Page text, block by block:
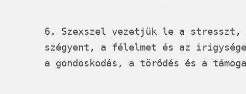
6. Szexszel vezetjük le a stresszt,
szégyent, a félelmet és az
a gondoskodás, a törődés és a